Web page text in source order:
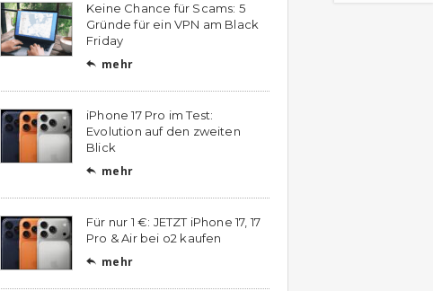
Keine Chance für Scams: 5
Gründe für ein VPN am Black
Friday
 mehr
iPhone 17 Pro im Test:
Evolution auf den zweiten
Blick
 mehr
Für nur 1 €: JETZT iPhone 17, 17
Pro & Air bei o2 kaufen
 mehr